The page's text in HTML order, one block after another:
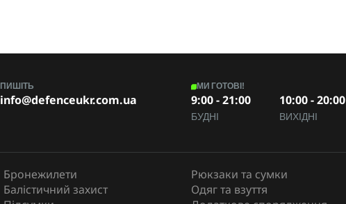
ПИШІТЬ
info@defenceukr.com.ua
МИ ГОТОВІ!
9:00 - 21:00
БУДНІ
10:00 - 20:00
ВИХІДНІ
Бронежилети
Балістичний захист
Рюкзаки та сумки
Одяг та взуття